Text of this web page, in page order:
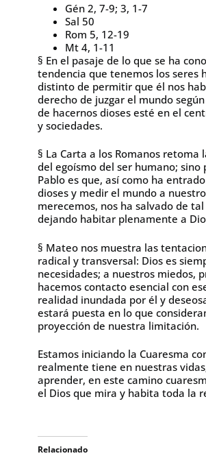
Gén 2, 7-9; 3, 1-7
Sal 50
Rom 5, 12-19
Mt 4, 1-11
§ En el pasaje de lo que se ha
tendencia que tenemos los seres
distinto de permitir que él nos
derecho de juzgar el mundo
de hacernos dioses esté en el
y sociedades.
§ La Carta a los Romanos
del egoísmo del ser humano;
Pablo es que, así como ha
dioses y medir el mundo a
merecemos, nos ha salvado de
dejando habitar plenamente a
§ Mateo nos muestra las
radical y transversal: Dios es
necesidades; a nuestros miedos,
hacemos contacto esencial con
realidad inundada por él y
estará puesta en lo que
proyección de nuestra limitación.
Estamos iniciando la Cuaresma
realmente tiene en nuestras
aprender, en este camino
el Dios que mira y habita toda la
Relacionado